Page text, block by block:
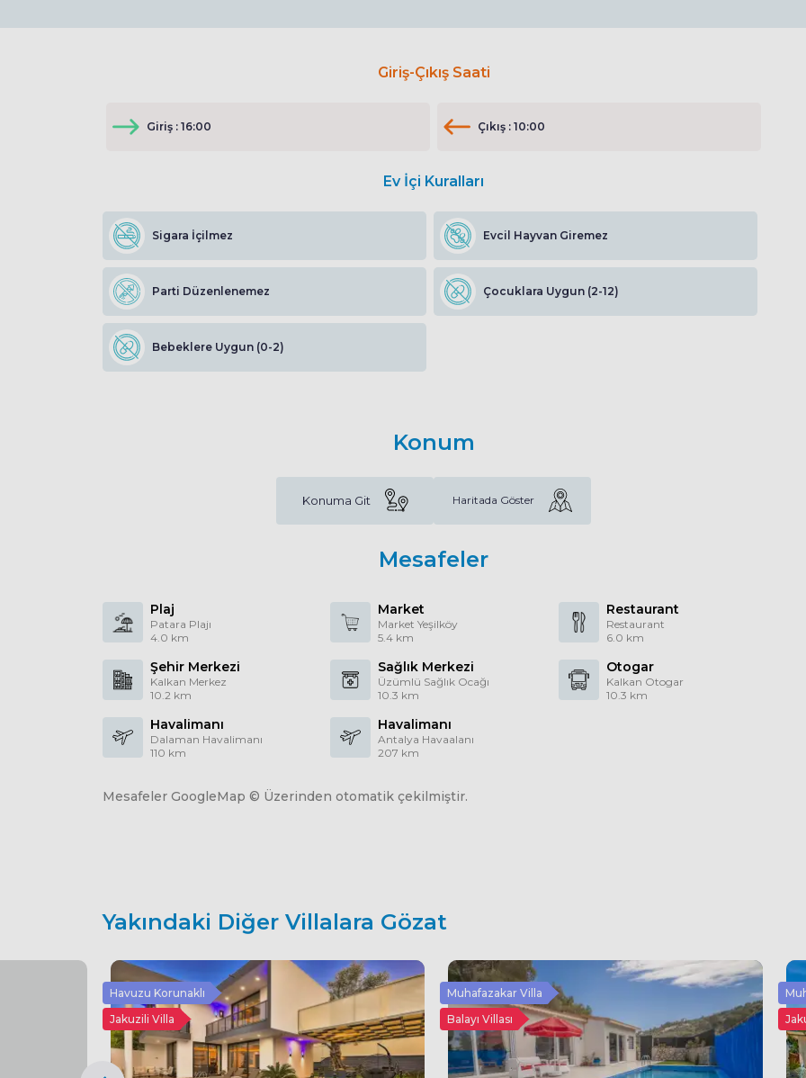
Giriş-Çıkış Saati
Giriş : 16:00 Çıkış : 10:00
Ev İçi Kuralları
Sigara İçilmez Evcil Hayvan Giremez
Parti Düzenlenemez Çocuklara Uygun (2-12)
Bebeklere Uygun (0-2)
Konum
Konuma Git Haritada Göster
Mesafeler
Plaj
Patara Plajı
4.0 km
Market
Market Yeşilköy
5.4 km
Restaurant
Restaurant
6.0 km
Şehir Merkezi
Kalkan Merkez
10.2 km
Sağlık Merkezi
Üzümlü Sağlık Ocağı
10.3 km
Otogar
Kalkan Otogar
10.3 km
Havalimanı
Dalaman Havalimanı
110 km
Havalimanı
Antalya Havaalanı
207 km
Mesafeler GoogleMap © Üzerinden otomatik çekilmiştir.
Yakındaki Diğer Villalara Gözat
Havuzu Korunaklı
Jakuzili Villa
Muhafazakar Villa
Balayı Villası